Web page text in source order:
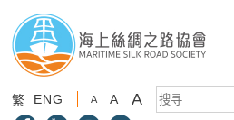
繁 ENG A A A